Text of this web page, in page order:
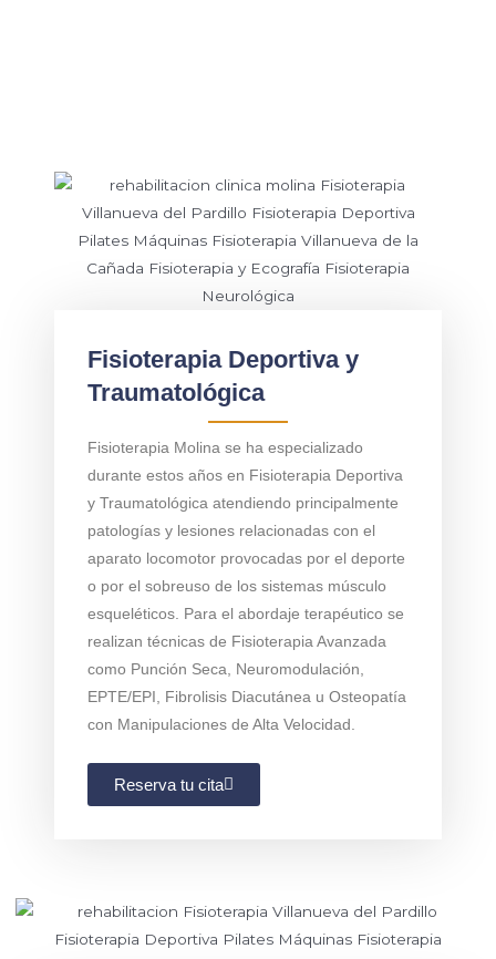
Fisioterapia Deportiva y
Traumatológica
Fisioterapia Molina se ha especializado
durante estos años en Fisioterapia Deportiva
y Traumatológica atendiendo principalmente
patologías y lesiones relacionadas con el
aparato locomotor provocadas por el deporte
o por el sobreuso de los sistemas músculo
esqueléticos. Para el abordaje terapéutico se
realizan técnicas de Fisioterapia Avanzada
como Punción Seca, Neuromodulación,
EPTE/EPI, Fibrolisis Diacutánea u Osteopatía
con Manipulaciones de Alta Velocidad.
Reserva tu cita